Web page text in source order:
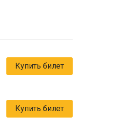
Купить билет
Купить билет